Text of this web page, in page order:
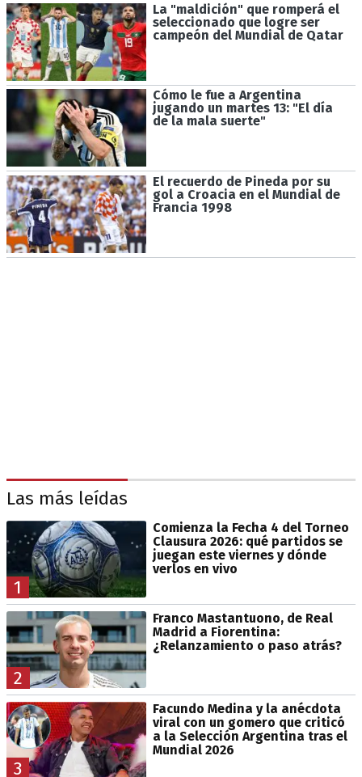
La "maldición" que romperá el
seleccionado que logre ser
campeón del Mundial de Qatar
Cómo le fue a Argentina
jugando un martes 13: "El día
de la mala suerte"
El recuerdo de Pineda por su
gol a Croacia en el Mundial de
Francia 1998
Las más leídas
1
Comienza la Fecha 4 del Torneo
Clausura 2026: qué partidos se
juegan este viernes y dónde
verlos en vivo
2
Franco Mastantuono, de Real
Madrid a Fiorentina:
¿Relanzamiento o paso atrás?
3
Facundo Medina y la anécdota
viral con un gomero que criticó
a la Selección Argentina tras el
Mundial 2026